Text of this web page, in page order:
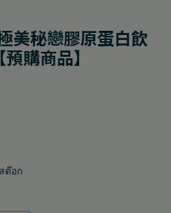
美秘戀膠原蛋白飲
購商品】
ต๊อก